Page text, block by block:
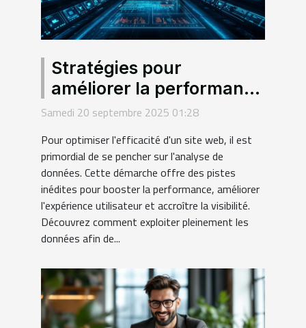
Stratégies pour
améliorer la performance
de votre site grâce à
Samedi 20 septembre 2025 01:28
Pour optimiser l'efficacité d'un site web, il est
primordial de se pencher sur l'analyse de
données. Cette démarche offre des pistes
inédites pour booster la performance, améliorer
l'expérience utilisateur et accroître la visibilité.
Découvrez comment exploiter pleinement les
données afin de...